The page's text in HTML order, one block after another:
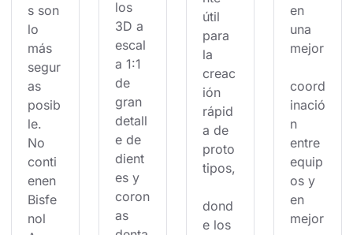
s son
lo
más
segur
as
posib
le.
No
conti
enen
Bisfe
nol
los
3D a
escal
a 1:1
de
gran
detall
e de
dient
es y
coron
as
útil
para
la
creac
ión
rápid
a de
proto
tipos,
dond
e los
en
una
mejor
coord
inació
n
entre
equip
os y
en
mejor